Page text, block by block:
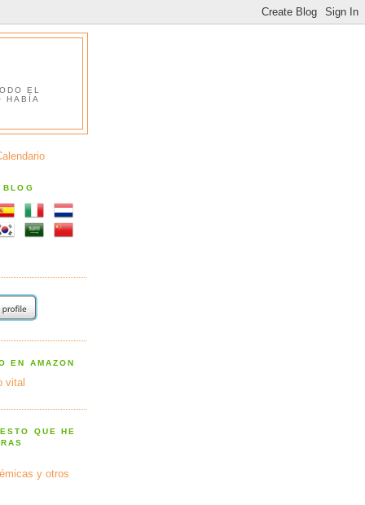
EL
HABÍA
BLOG
EN AMAZON
vital
QUE HE
y otros